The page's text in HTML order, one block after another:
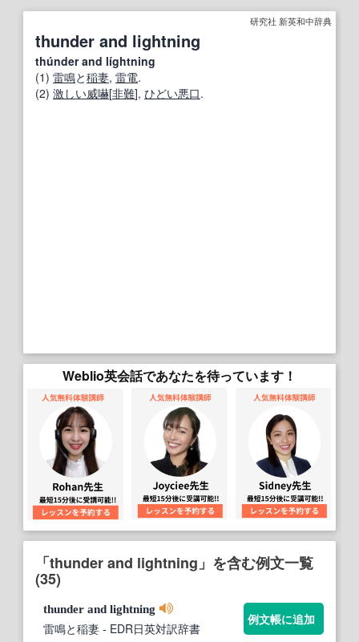
研究社 新英和中辞典
thunder and lightning
thúnder and líghtning
(1) 雷鳴と稲妻, 雷電.
(2) 激しい威嚇[非難], ひどい悪口.
Weblio英会話であなたを待っています！
「thunder and lightning」を含む例文一覧
(35)
thunder and lightning
雷鳴と稲妻 - EDR日英対訳辞書
例文帳に追加